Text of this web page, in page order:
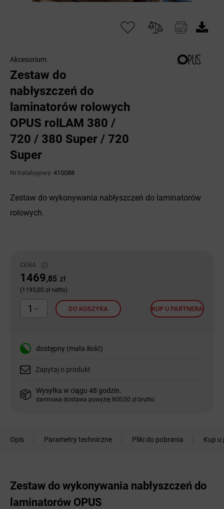
Akcesorium
Zestaw do
nabłyszczeń do
laminatorów rolowych
OPUS rolLAM 380 /
720 / 380 Super / 720
Super
Nr katalogowy: 410088
CENA
1469,85 zł
(1195,00 zł netto)
1 DO KOSZYKA KUP U PARTNERA
dostępny (mała ilość)
Zapytaj o produkt
Wysyłka w ciągu 48 godzin.
darmowa dostawa powyżej 800,00 zł brutto
Zestaw do wykonywania nabłyszczeń do laminatorów
rolowych.
Opis Parametry techniczne Pliki do pobrania Kup u
Zestaw do wykonywania nabłyszczeń do
laminatorów OPUS